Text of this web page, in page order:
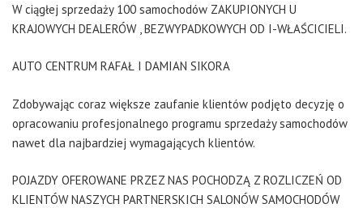
W ciągłej sprzedaży 100 samochodów ZAKUPIONYCH U
KRAJOWYCH DEALERÓW , BEZWYPADKOWYCH OD I-WŁAŚCICIELI.
AUTO CENTRUM RAFAŁ I DAMIAN SIKORA
Zdobywając coraz większe zaufanie klientów podjęto decyzję o
opracowaniu profesjonalnego programu sprzedaży samochodów
nawet dla najbardziej wymagających klientów.
POJAZDY OFEROWANE PRZEZ NAS POCHODZĄ Z ROZLICZEŃ OD
KLIENTÓW NASZYCH PARTNERSKICH SALONÓW SAMOCHODÓW